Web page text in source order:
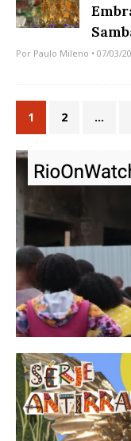
Por Paulo Mileno • 07/03/
1 2 …